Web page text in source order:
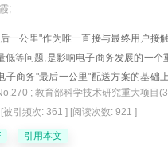
;
一公里"作为唯一直接与最终用户接
低等问题,是影响电子商务发展的一个
子商务"最后一公里"配送方案的基础
适用范围进行了定性分析。从人文、
客户进行了特征提取和聚类分析,划分
建了一个集公共电子提货柜、人工自
; 教育部科学技术研究重大项目
[被引频次: 361 ] [阅读次数: 921 ]
引用本文